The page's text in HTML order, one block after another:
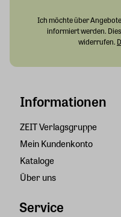
Informationen
ZEIT Verlagsgruppe
Mein Kundenkonto
Kataloge
Über uns
Service
Ich möchte über
informiert werden.
widerrufen.